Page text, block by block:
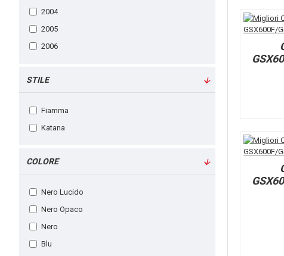
STILE
Fiamma
Katana
COLORE
Nero Lucido
Nero Opaco
Nero
Blu
2004
2005
2006